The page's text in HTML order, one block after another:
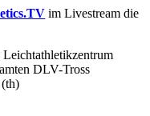
im Livestream die
DLV-Tross